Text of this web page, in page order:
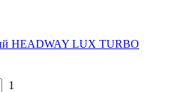
HEADWAY LUX TURBO
1